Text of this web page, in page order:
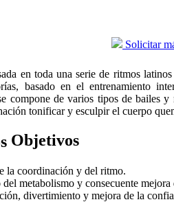
Solicitar
en toda una serie de ritmos
basado en el entrenamiento
compone de varios tipos de bailes
tonificar y esculpir el cuerpo
Objetivos
la coordinación y del ritmo.
metabolismo y consecuente
divertimiento y mejora de la